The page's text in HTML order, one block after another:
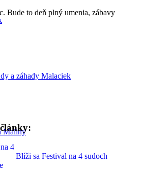
a záhady Malaciek
Maliny
Bude to deň plný umenia, zábavy
Blíži sa Festival na 4 sudoch